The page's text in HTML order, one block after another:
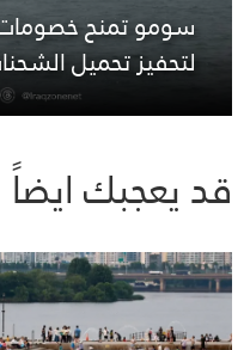
سومو تمنح خصومات
لتحفيز تحميل
قد يعجبك ايضاً